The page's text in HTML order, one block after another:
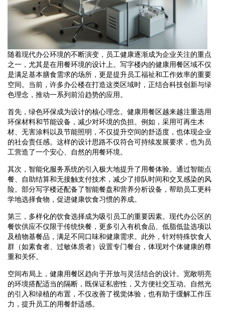
随着现代办公环境的不断演变，员工健康逐渐成为企业关注的重点
之一，尤其是在用餐环境的设计上。写字楼内的健康用餐区域不仅
是满足基本膳食需求的场所，更是提升员工福祉和工作效率的重要
空间。当前，许多办公楼在打造这类区域时，正结合科技创新与绿
色理念，推动一系列前沿趋势的应用。
首先，绿色环保成为设计的核心理念。健康用餐区越来越注重选用
环保材料和节能设备，减少对环境的负担。例如，采用可再生木
材、无害涂料以及节能照明，不仅提升空间的舒适度，也体现企业
的社会责任感。这样的设计思路不仅符合可持续发展要求，也为员
工营造了一个安心、自然的用餐环境。
其次，智能化服务系统的引入极大地提升了用餐体验。通过智能点
餐、自助结算和无接触支付技术，减少了排队时间和交叉感染的风
险。部分写字楼还配备了智能餐盘和营养分析设备，帮助员工更科
学地选择食物，促进健康饮食习惯的养成。
第三，多样化的饮食选择成为吸引员工的重要因素。现代办公区的
餐饮供应不仅限于传统快餐，更多引入有机食品、低脂低盐选项以
及植物基餐品，满足不同口味和健康需求。此外，针对特殊饮食人
群（如素食者、过敏体质者）设置专门餐台，体现对个体健康的尊
重和关怀。
空间布局上，健康用餐区趋向于开放与灵活结合的设计。宽敞明亮
的环境搭配适当的隔断，既保证私密性，又方便社交互动。自然光
的引入和绿植的布置，不仅改善了视觉体验，也有助于缓解工作压
力，提升员工的用餐舒适感。